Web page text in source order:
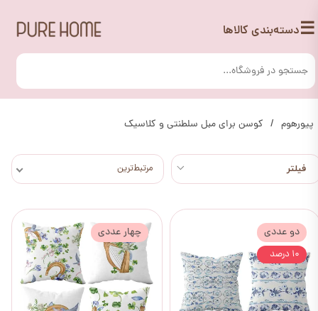
☰دسته‌بندی کالاها
پیورهوم کوسن برای مبل سلطنتی و کلاسیک
مرتبط‌ترین
دو عددی
۱۰ درصد
چهار عددی